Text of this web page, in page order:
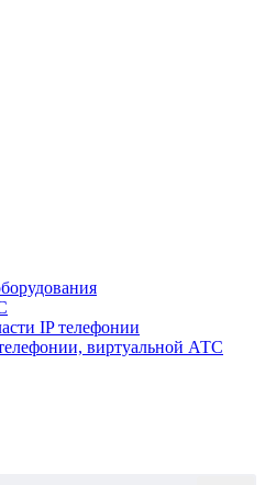
IP телефонии
виртуальной АТС